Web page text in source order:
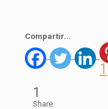
Compartir...
1
1
Share